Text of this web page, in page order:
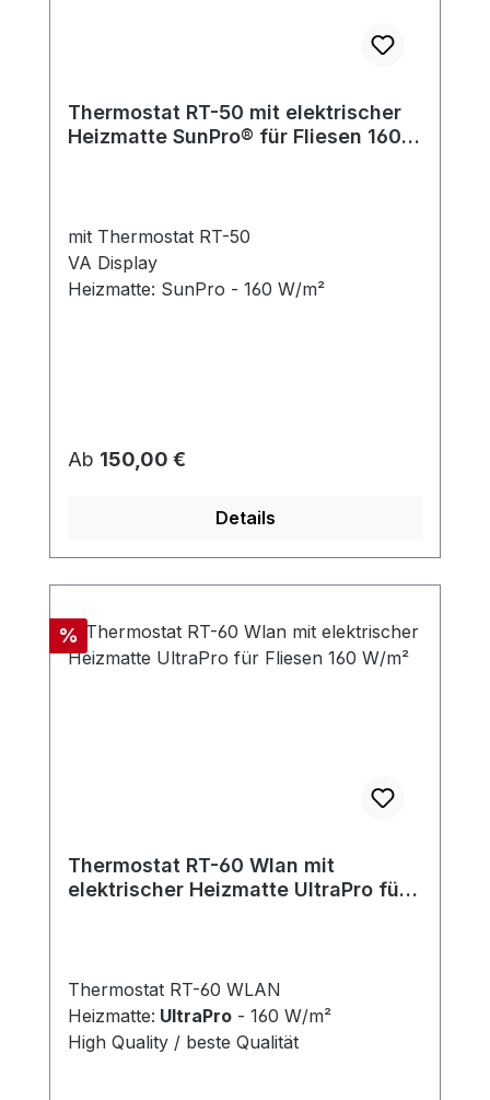
Thermostat RT-50 mit elektrischer
Heizmatte SunPro® für Fliesen 160
mit Thermostat RT-50
VA Display
Heizmatte: SunPro - 160 W/m²
Regulärer Preis:
Ab 150,00 €
Details
Rabatt
%
Thermostat RT-60 Wlan mit
elektrischer Heizmatte UltraPro für
Thermostat RT-60 WLAN
Heizmatte: UltraPro - 160 W/m²
High Quality / beste Qualität